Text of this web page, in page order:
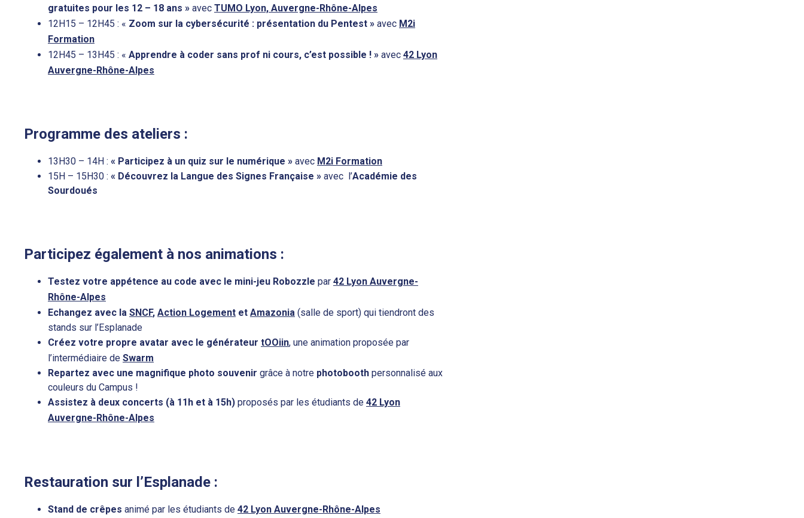
gratuites pour les 12 – 18 ans » avec TUMO Lyon, Auvergne-Rhône-Alpes
12H15 – 12H45 : « Zoom sur la cybersécurité : présentation du Pentest » avec M2i
Formation
12H45 – 13H45 : « Apprendre à coder sans prof ni cours, c’est possible ! » avec 42 Lyon
Auvergne-Rhône-Alpes
Programme des ateliers :
13H30 – 14H : « Participez à un quiz sur le numérique » avec M2i Formation
15H – 15H30 : « Découvrez la Langue des Signes Française » avec l’Académie des
Sourdoués
Participez également à nos animations :
Testez votre appétence au code avec le mini-jeu Robozzle par 42 Lyon Auvergne-
Rhône-Alpes
Echangez avec la SNCF, Action Logement et Amazonia (salle de sport) qui tiendront des
stands sur l’Esplanade
Créez votre propre avatar avec le générateur tOOiin, une animation proposée par
l’intermédiaire de Swarm
Repartez avec une magnifique photo souvenir grâce à notre photobooth personnalisé aux
couleurs du Campus !
Assistez à deux concerts (à 11h et à 15h) proposés par les étudiants de 42 Lyon
Auvergne-Rhône-Alpes
Restauration sur l’Esplanade :
Stand de crêpes animé par les étudiants de 42 Lyon Auvergne-Rhône-Alpes